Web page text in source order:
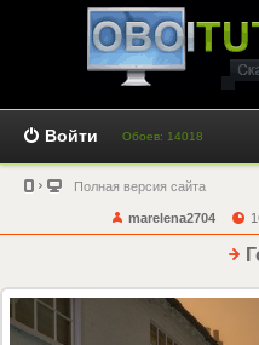
Войти Обоев: 14018
Полная версия сайта
marelena2704